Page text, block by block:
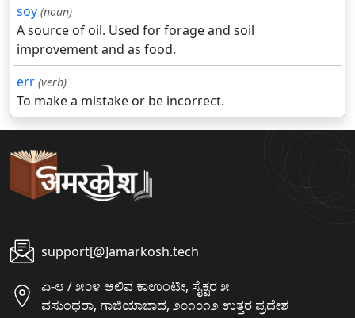
soy (noun)
A source of oil. Used for forage and soil
improvement and as food.
err (verb)
To make a mistake or be incorrect.
support[@]amarkosh.tech
ಏ-೮ / ೫೦೪ ಆಲಿವ ಕಾಉಂಟೀ, ಸೈಕ್ಟರ ೫
ವಸುಂಧರಾ, ಗಾಜಿಯಾಬಾದ, ೨೦೧೦೧೨ ಉತ್ತರ ಪ್ರದೇಶ